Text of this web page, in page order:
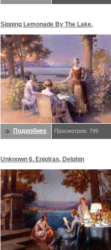
Sipping Lemonade By The Lake.
Enjolras, Delphin
Подробнее Просмотров: 799
Unknown 6. Enjolras, Delphin